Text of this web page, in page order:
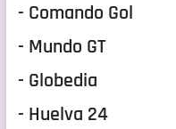
- Comando Gol
- Mundo GT
- Globedia
- Huelva 24